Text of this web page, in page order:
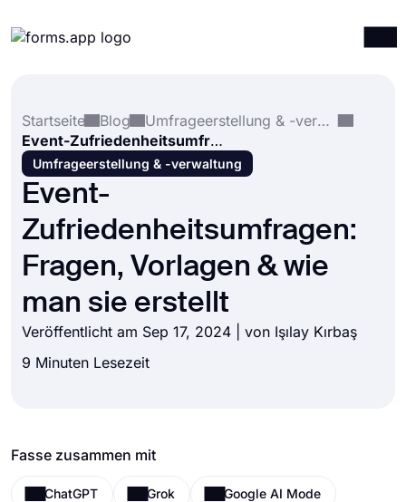
Integrationen
Vorlagen
Ressourcen
Preise
Startseite
Blog
Umfrageerstellung & -verwaltung
Event-Zufriedenheitsumfragen: Fragen, Vorlagen & wie man sie erstellt
Umfrageerstellung & -verwaltung
Event-
Zufriedenheitsumfragen:
Fragen, Vorlagen & wie
man sie erstellt
Veröffentlicht am Sep 17, 2024 | von Işılay Kırbaş
9 Minuten Lesezeit
Fasse zusammen mit
ChatGPT Grok Google AI Mode